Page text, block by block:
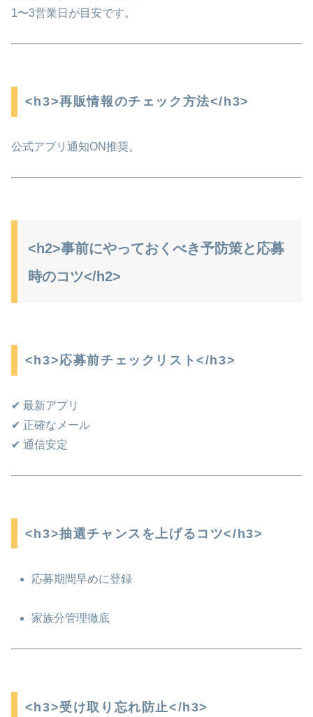
1〜3営業日が目安です。
<h3>再販情報のチェック方法</h3>
公式アプリ通知ON推奨。
<h2>事前にやっておくべき予防策と応募
時のコツ</h2>
<h3>応募前チェックリスト</h3>
✔ 最新アプリ
✔ 正確なメール
✔ 通信安定
<h3>抽選チャンスを上げるコツ</h3>
応募期間早めに登録
家族分管理徹底
<h3>受け取り忘れ防止</h3>